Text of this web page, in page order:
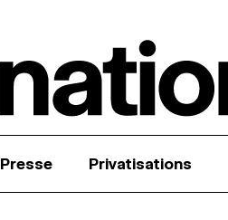
Presse Privatisations